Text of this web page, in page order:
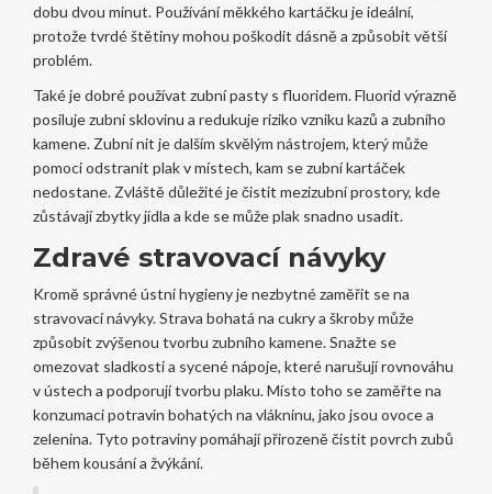
dobu dvou minut. Používání měkkého kartáčku je ideální,
protože tvrdé štětiny mohou poškodit dásně a způsobit větší
problém.
Také je dobré používat zubní pasty s fluoridem. Fluorid výrazně
posiluje zubní sklovinu a redukuje riziko vzniku kazů a zubního
kamene. Zubní nit je dalším skvělým nástrojem, který může
pomoci odstranit plak v místech, kam se zubní kartáček
nedostane. Zvláště důležité je čistit mezizubní prostory, kde
zůstávají zbytky jídla a kde se může plak snadno usadit.
Zdravé stravovací návyky
Kromě správné ústní hygieny je nezbytné zaměřit se na
stravovací návyky. Strava bohatá na cukry a škroby může
způsobit zvýšenou tvorbu zubního kamene. Snažte se
omezovat sladkosti a sycené nápoje, které narušují rovnováhu
v ústech a podporují tvorbu plaku. Místo toho se zaměřte na
konzumaci potravin bohatých na vlákninu, jako jsou ovoce a
zelenina. Tyto potraviny pomáhají přirozeně čistit povrch zubů
během kousání a žvýkání.